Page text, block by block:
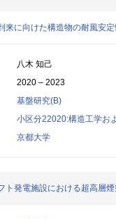
来に向けた構造物の耐風安
八木 知己
2020 – 2023
基盤研究(B)
小区分22020:構造工学お
京都大学
ト発電施設における超高層